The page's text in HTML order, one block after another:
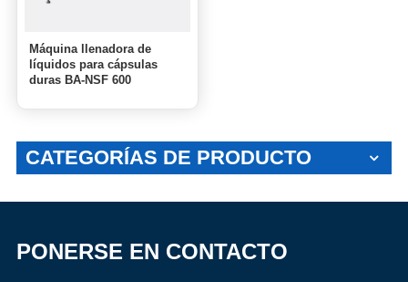
Máquina llenadora de
líquidos para cápsulas
duras BA-NSF 600
CATEGORÍAS DE PRODUCTO
PONERSE EN CONTACTO